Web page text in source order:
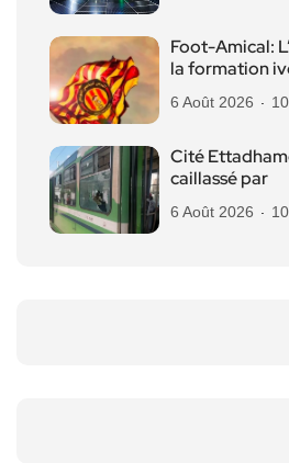
Foot-Amical:
la formation
6 Août 2026
Cité
caillassé par
6 Août 2026